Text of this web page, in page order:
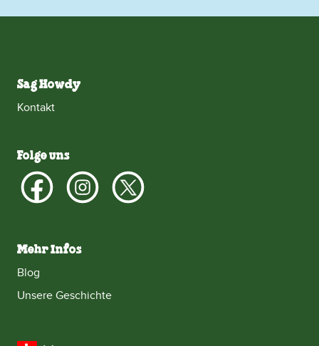
Sag Howdy
Kontakt
Folge uns
Mehr Infos
Blog
Unsere Geschichte